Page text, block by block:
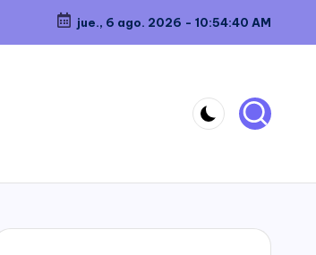
jue., 6 ago. 2026 - 10:54:40 AM